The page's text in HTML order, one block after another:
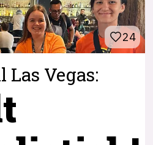
24
Vegas: